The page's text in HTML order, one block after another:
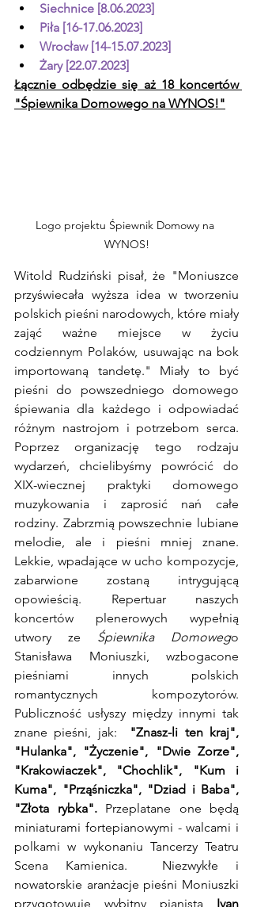
Siechnice [8.06.2023]
Piła [16-17.06.2023]
Wrocław [14-15.07.2023]
Żary [22.07.2023]
Łącznie odbędzie się aż 18 koncertów
"Śpiewnika Domowego na WYNOS!"
Logo projektu Śpiewnik Domowy na
WYNOS!
Witold Rudziński pisał, że "Moniuszce
przyświecała wyższa idea w tworzeniu
polskich pieśni narodowych, które miały
zająć ważne miejsce w życiu
codziennym Polaków, usuwając na bok
importowaną tandetę." Miały to być
pieśni do powszedniego domowego
śpiewania dla każdego i odpowiadać
różnym nastrojom i potrzebom serca.
Poprzez organizację tego rodzaju
wydarzeń, chcielibyśmy powrócić do
XIX-wiecznej praktyki domowego
muzykowania i zaprosić nań całe
rodziny. Zabrzmią powszechnie lubiane
melodie, ale i pieśni mniej znane.
Lekkie, wpadające w ucho kompozycje,
zabarwione zostaną intrygującą
opowieścią. Repertuar naszych
koncertów plenerowych wypełnią
utwory ze Śpiewnika Domowego
Stanisława Moniuszki, wzbogacone
pieśniami innych polskich
romantycznych kompozytorów.
Publiczność usłyszy między innymi tak
znane pieśni, jak: "Znasz-li ten kraj",
"Hulanka", "Życzenie", "Dwie Zorze",
"Krakowiaczek", "Chochlik", "Kum i
Kuma", "Prząśniczka", "Dziad i Baba",
"Złota rybka". Przeplatane one będą
miniaturami fortepianowymi - walcami i
polkami w wykonaniu Tancerzy Teatru
Scena Kamienica.  Niezwykłe i
nowatorskie aranżacje pieśni Moniuszki
przygotowuje wybitny pianista Ivan